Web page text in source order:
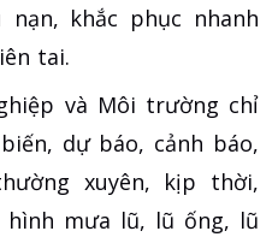
khắc phục nhanh
tai.
và Môi trường chỉ
dự báo, cảnh báo,
xuyên, kịp thời,
mưa lũ, lũ ống, lũ